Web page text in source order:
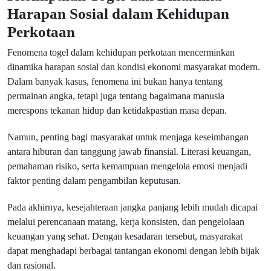
Harapan Sosial dalam Kehidupan
Perkotaan
Fenomena togel dalam kehidupan perkotaan mencerminkan
dinamika harapan sosial dan kondisi ekonomi masyarakat modern.
Dalam banyak kasus, fenomena ini bukan hanya tentang
permainan angka, tetapi juga tentang bagaimana manusia
merespons tekanan hidup dan ketidakpastian masa depan.
Namun, penting bagi masyarakat untuk menjaga keseimbangan
antara hiburan dan tanggung jawab finansial. Literasi keuangan,
pemahaman risiko, serta kemampuan mengelola emosi menjadi
faktor penting dalam pengambilan keputusan.
Pada akhirnya, kesejahteraan jangka panjang lebih mudah dicapai
melalui perencanaan matang, kerja konsisten, dan pengelolaan
keuangan yang sehat. Dengan kesadaran tersebut, masyarakat
dapat menghadapi berbagai tantangan ekonomi dengan lebih bijak
dan rasional.